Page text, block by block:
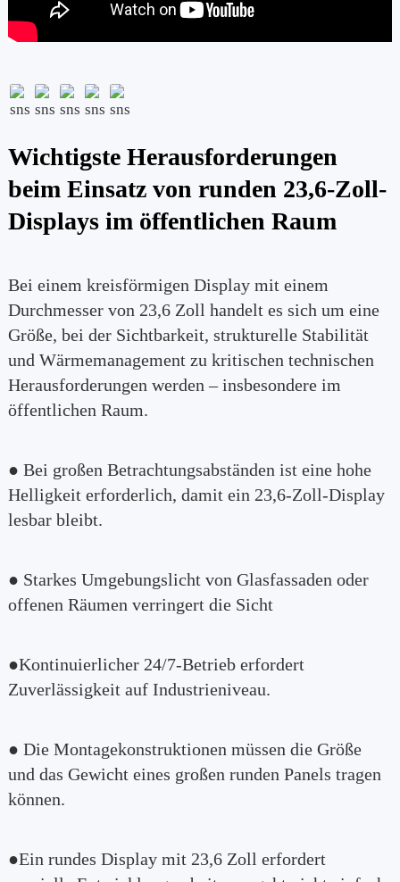
Wichtigste Herausforderungen
beim Einsatz von runden 23,6-Zoll-
Displays im öffentlichen Raum
Bei einem kreisförmigen Display mit einem
Durchmesser von 23,6 Zoll handelt es sich um eine
Größe, bei der Sichtbarkeit, strukturelle Stabilität
und Wärmemanagement zu kritischen technischen
Herausforderungen werden – insbesondere im
öffentlichen Raum.
● Bei großen Betrachtungsabständen ist eine hohe
Helligkeit erforderlich, damit ein 23,6-Zoll-Display
lesbar bleibt.
● Starkes Umgebungslicht von Glasfassaden oder
offenen Räumen verringert die Sicht
●Kontinuierlicher 24/7-Betrieb erfordert
Zuverlässigkeit auf Industrieniveau.
● Die Montagekonstruktionen müssen die Größe
und das Gewicht eines großen runden Panels tragen
können.
●Ein rundes Display mit 23,6 Zoll erfordert